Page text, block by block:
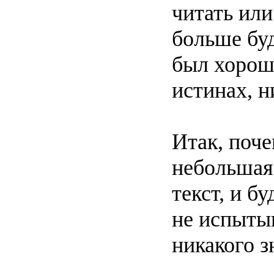
читать
больше
был
истинах,
Итак,
текст, и
не
никакого